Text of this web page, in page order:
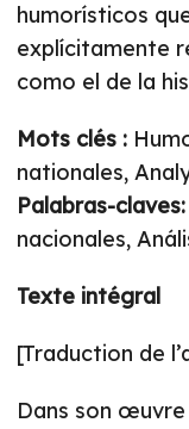
humorísticos
explícitamente
como el de la
Mots clés :
nationales,
Palabras-claves:
nacionales,
Texte intégral
[Traduction de
Dans son œuvre